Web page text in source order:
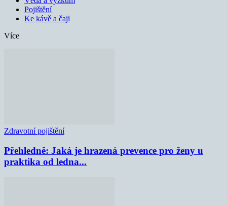
Pojištění
Ke kávě a čaji
Více
Zdravotní pojištění
Přehledně: Jaká je hrazená prevence pro ženy u
praktika od ledna...